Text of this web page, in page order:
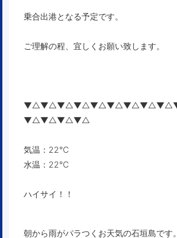
乗合出港となる予定です。
ご理解の程、宜しくお願い致します。
▼△▼△▼△▼△
気温：22℃
水温：22℃
ハイサイ！！
朝から雨がパラつくお天気の石垣島です。